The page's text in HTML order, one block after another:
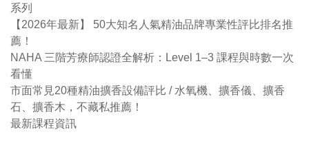
系列
【2026年最新】 50大知名人氣精油品牌專業性評比排名推
薦！
NAHA 三階芳療師認證全解析：Level 1–3 課程與時數一次
看懂
市面常見20種精油擴香設備評比 / 水氧機、擴香儀、擴香
石、擴香木，不藏私推薦！
最新課程資訊